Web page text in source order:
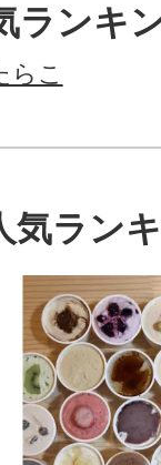
ランキ
らこ
気ラン